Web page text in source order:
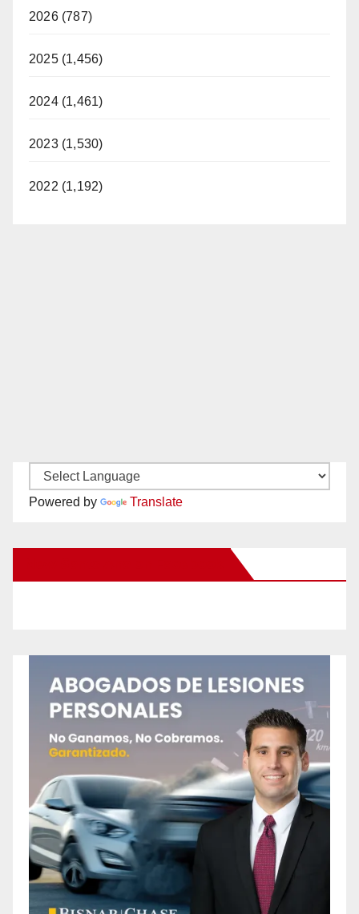
2026 (787)
2025 (1,456)
2024 (1,461)
2023 (1,530)
2022 (1,192)
Powered by Translate